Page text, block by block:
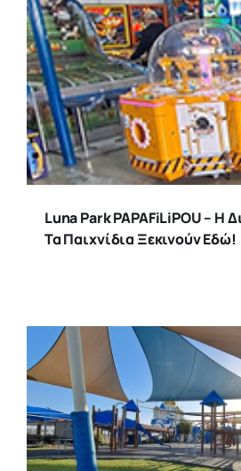
Luna Park PAPAFiLiPOU – Η
Τα Παιχνίδια Ξεκινούν Εδώ!